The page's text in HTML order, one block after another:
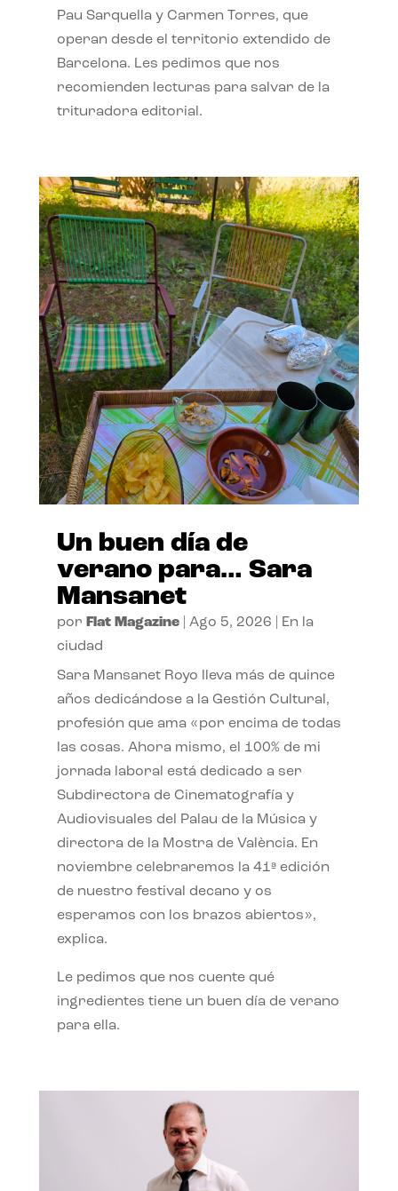
Pau Sarquella y Carmen Torres, que
operan desde el territorio extendido de
Barcelona. Les pedimos que nos
recomienden lecturas para salvar de la
trituradora editorial.
Un buen día de
verano para… Sara
Mansanet
por Flat Magazine| Ago 5, 2026
En la
ciudad
Sara Mansanet Royo lleva más de quince
años dedicándose a la Gestión Cultural,
profesión que ama «por encima de todas
las cosas. Ahora mismo, el 100% de mi
jornada laboral está dedicado a ser
Subdirectora de Cinematografía y
Audiovisuales del Palau de la Música y
directora de la Mostra de València. En
noviembre celebraremos la 41ª edición
de nuestro festival decano y os
esperamos con los brazos abiertos»,
explica.
Le pedimos que nos cuente qué
ingredientes tiene un buen día de verano
para ella.